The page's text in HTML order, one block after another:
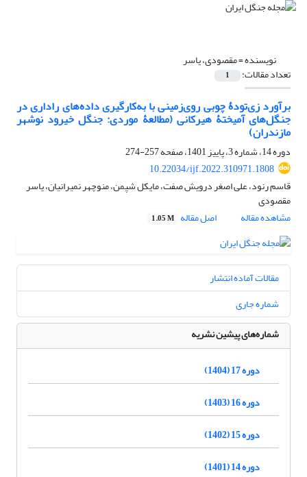
نویسنده =مقصودی، یاسر
تعداد مقالات: 1
برآورد زی‌تودۀ چوبی روی‌زمینی با به‌کارگیری داده‌های راداری در
جنگل‌های آمیختۀ هیرکانی (مطالعۀ موردی: جنگل خیرود نوشهر
مازندران)
دوره 14، شماره 3، پاییز 1401، صفحه
257-274
10.22034/ijf.2022.310971.1808
قاسم رنود، علی اصغر درویش صفت، مایکل شپمن، منوچهر نمیرانیان، یاسر
مقصودی
مشاهده مقاله
اصل مقاله 1.05 M
مقالات آماده انتشار
شماره جاری
شماره‌های پیشین نشریه
دوره 17 (1404)
دوره 16 (1403)
دوره 15 (1402)
دوره 14 (1401)